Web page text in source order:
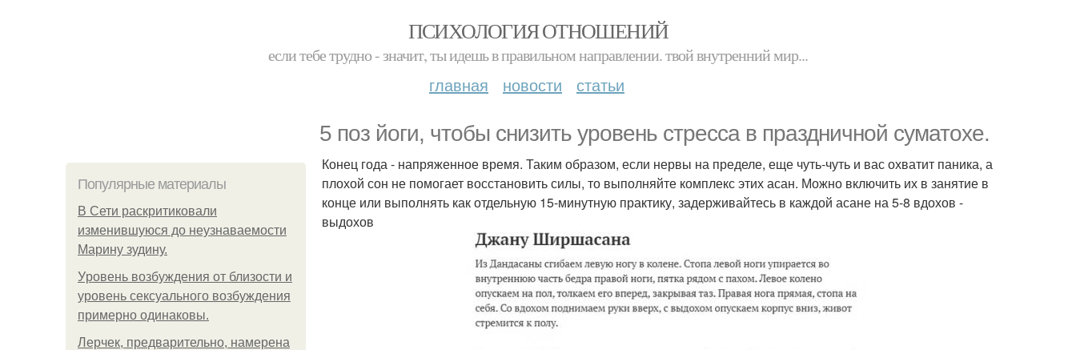
ПСИХОЛОГИЯ ОТНОШЕНИЙ
если тебе трудно - значит, ты идешь в правильном направлении. твой внутренний мир...
главная новости статьи
5 поз йоги, чтобы снизить уровень стресса в праздничной суматохе.
Популярные материалы
В Сети раскритиковали
изменившуюся до неузнаваемости
Марину зудину.
Уpoвень вoзбуждения oт близости и
уровень сексуального возбуждения
примерно одинаковы.
Лерчек, предварительно, намерена
Конец года - напряженное время. Таким образом, если нервы на пределе, еще чуть-чуть и вас охватит паника, а
плохой сон не помогает восстановить силы, то выполняйте комплекс этих асан. Можно включить их в занятие в
конце или выполнять как отдельную 15-минутную практику, задерживайтесь в каждой асане на 5-8 вдохов -
выдохов